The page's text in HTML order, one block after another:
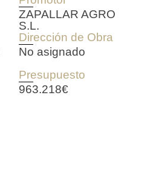
ZAPALLAR AGRO
S.L.
Dirección de Obra
No asignado
Presupuesto
963.218€